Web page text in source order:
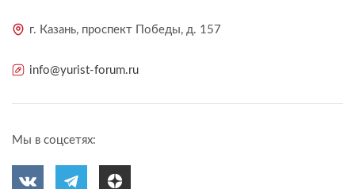
г. Казань, проспект Победы, д. 157
info@yurist-forum.ru
Мы в соцсетях: